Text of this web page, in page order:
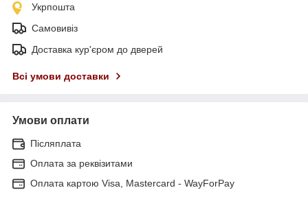
Укрпошта
Самовивіз
Доставка кур'єром до дверей
Всі умови доставки
Умови оплати
Післяплата
Оплата за реквізитами
Оплата картою Visa, Mastercard - WayForPay